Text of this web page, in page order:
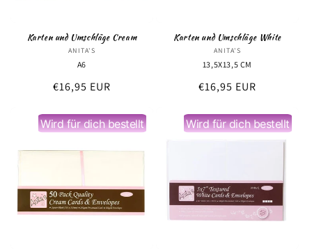
Karten und Umschläge Cream
Anbieter:
ANITA'S
A6
Normaler
€16,95 EUR
Karten und Umschläge White
Anbieter:
ANITA'S
13,5X13,5 CM
Normaler
€16,95 EUR
Wird für dich bestellt Wird für dich bestellt